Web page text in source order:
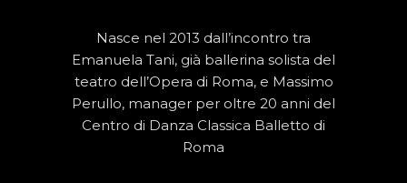
Nasce nel 2013 dall’incontro tra
Emanuela Tani, già ballerina solista del
teatro dell’Opera di Roma, e Massimo
Perullo, manager per oltre 20 anni del
Centro di Danza Classica Balletto di
Roma